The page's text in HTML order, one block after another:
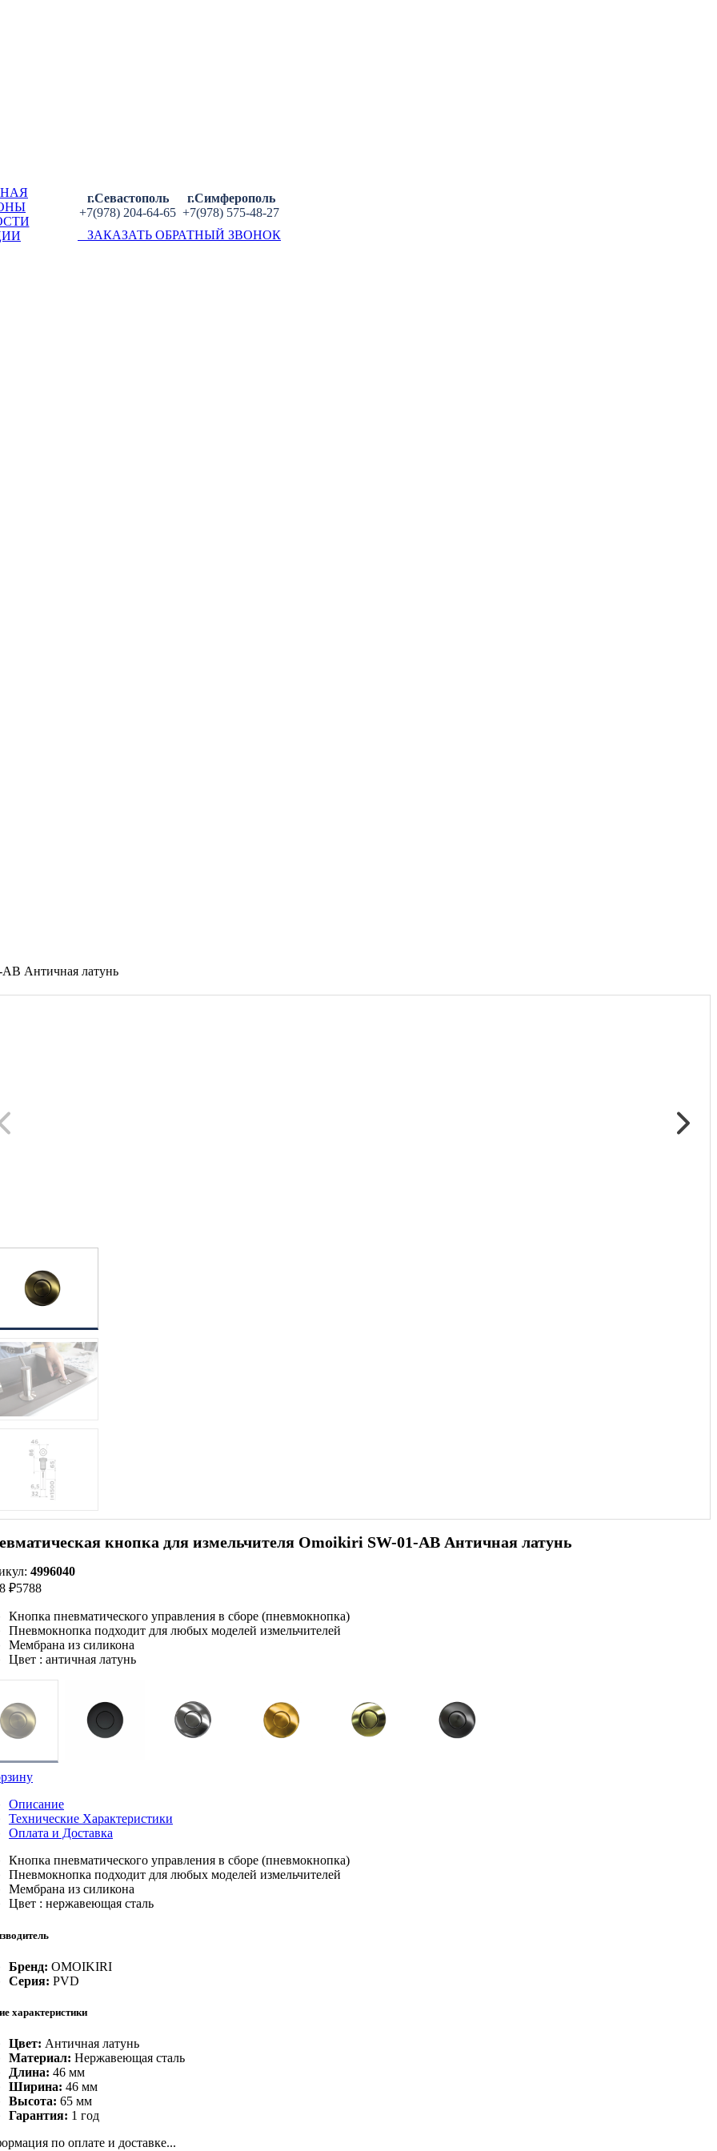
г.Севастополь
+7(978) 204-64-65
г.Симферополь
+7(978) 575-48-27
ЗАКАЗАТЬ ОБРАТНЫЙ ЗВОНОК
AB Античная латунь
кнопка для измельчителя Omoikiri SW-01-AB Античная латунь
4996040
₽5788
Кнопка пневматического управления в сборе (пневмокнопка)
Пневмокнопка подходит для любых моделей измельчителей
Мембрана из силикона
Цвет : античная латунь
Описание
Технические Характеристики
Оплата и Доставка
Кнопка пневматического управления в сборе (пневмокнопка)
Пневмокнопка подходит для любых моделей измельчителей
Мембрана из силикона
Цвет : нержавеющая сталь
Бренд: OMOIKIRI
Серия: PVD
характеристики
Цвет: Античная латунь
Материал: Нержавеющая сталь
Длина: 46 мм
Ширина: 46 мм
Высота: 65 мм
Гарантия: 1 год
по оплате и доставке...